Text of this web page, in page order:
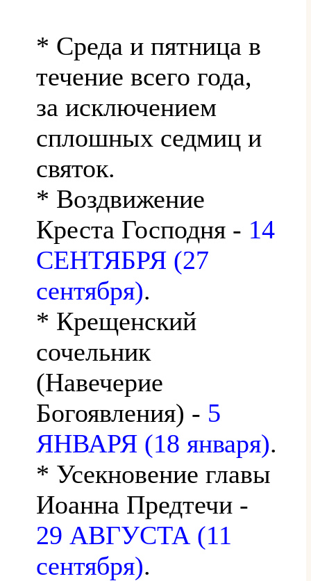
* Среда и пятница в
течение всего года,
за исключением
сплошных седмиц и
святок.
* Воздвижение
Креста Господня - 14
СЕНТЯБРЯ (27
сентября).
* Крещенский
сочельник
(Навечерие
Богоявления) - 5
ЯНВАРЯ (18 января).
* Усекновение главы
Иоанна Предтечи -
29 АВГУСТА (11
сентября).